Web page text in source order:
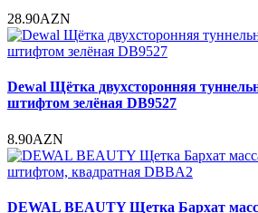
28.90AZN
Dewal Щётка двухсторонняя
штифтом зелёная DB9527
8.90AZN
DEWAL BEAUTY Щетка Бархат